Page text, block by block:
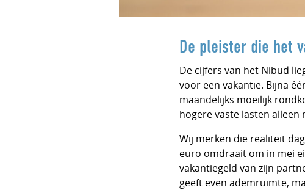
De pleister die het
De cijfers van het Nibud
voor een vakantie. Bijna
maandelijks moeilijk
hogere vaste lasten alleen
Wij merken die realiteit
euro omdraait om in mei
vakantiegeld van zijn
geeft even ademruimte,